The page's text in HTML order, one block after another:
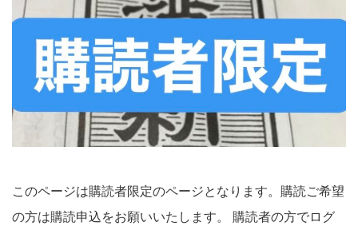
このページは購読者限定のページとなります。購読ご希望
の方は購読申込をお願いいたします。 購読者の方でログ